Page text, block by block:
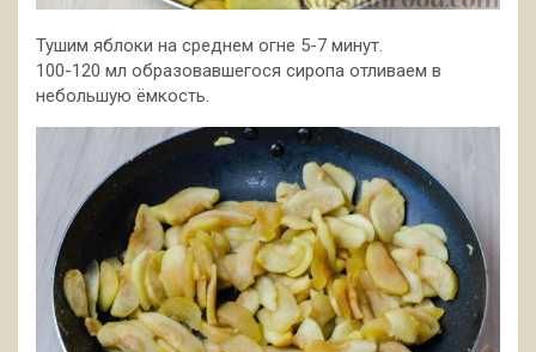
Тушим яблоки на среднем огне 5-7 минут.
100-120 мл образовавшегося сиропа отливаем в
небольшую ёмкость.